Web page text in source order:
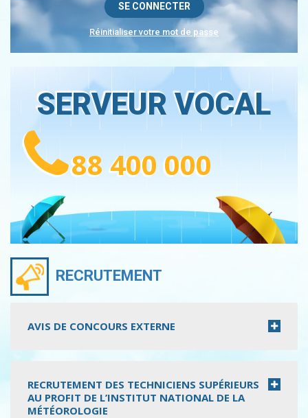
Réinitialiser votre mot de passe
SERVEUR VOCAL
88 400 000
RECRUTEMENT
AVIS DE CONCOURS EXTERNE
RECRUTEMENT DES TECHNICIENS SUPÉRIEURS
AU PROFIT DE L’INSTITUT NATIONAL DE LA
MÉTÉOROLOGIE